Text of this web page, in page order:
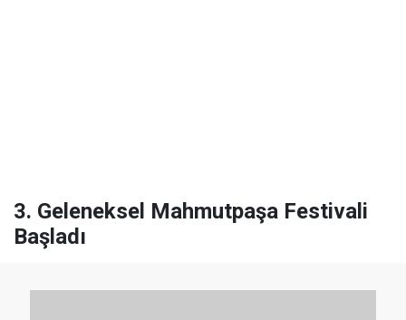
3. Geleneksel Mahmutpaşa Festivali
Başladı